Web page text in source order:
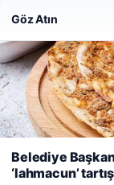
Enes Kaplan
28/04/2026
Web sitemizi nasıl
kullanıyoruz.
Göz Atın
Belediye
‘lahmacun’